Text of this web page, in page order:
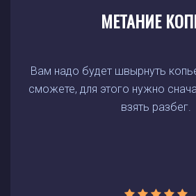
МЕТАНИЕ
Вам надо будет швырнуть
сможете, для этого нужно
взять разбег.